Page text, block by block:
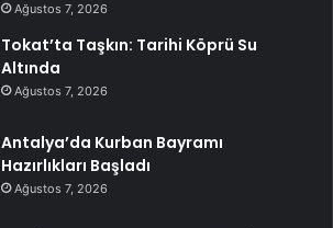
Ağustos 7, 2026
Tokat’ta Taşkın: Tarihi Köprü Su
Altında
Ağustos 7, 2026
Antalya’da Kurban Bayramı
Hazırlıkları Başladı
Ağustos 7, 2026